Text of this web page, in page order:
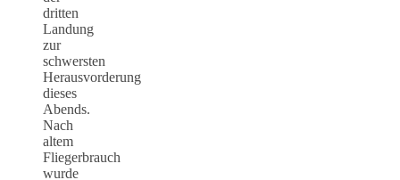
dritten
Landung
zur
schwersten
Herausvorderung
dieses
Abends.
Nach
altem
Fliegerbrauch
wurde